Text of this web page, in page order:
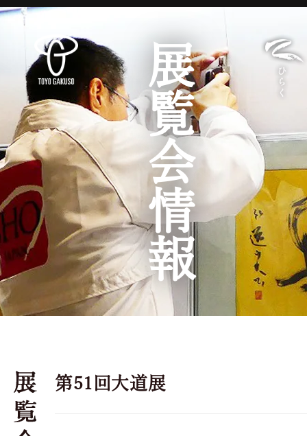
展覧会情報
第51回大道展